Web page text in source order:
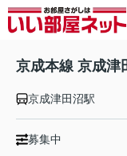
京成本線 京成津
京成津田沼駅
募集中